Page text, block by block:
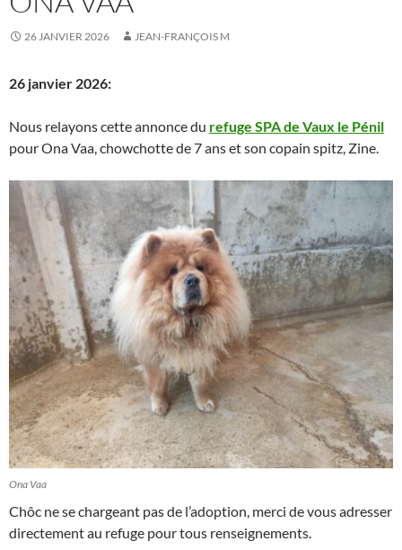
26 JANVIER 2026 JEAN-FRANÇOIS M
26 janvier 2026:
Nous relayons cette annonce du refuge SPA de Vaux le Pénil
pour Ona Vaa, chowchotte de 7 ans et son copain spitz, Zine.
Ona Vaa
Chôc ne se chargeant pas de l’adoption, merci de vous adresser
directement au refuge pour tous renseignements.